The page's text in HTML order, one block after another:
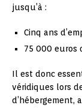
jusqu’à :
Cinq ans
75 000 euros
Il est donc
véridiques lors
d’hébergement,